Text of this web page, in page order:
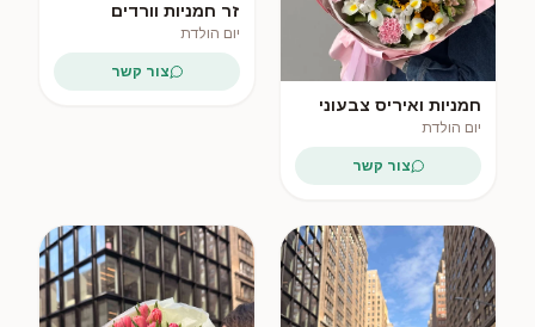
חמניות ואיריס צבעוני
יום הולדת
צור קשר
זר חמניות וורדים
אפרסקיים
יום הולדת
צור קשר